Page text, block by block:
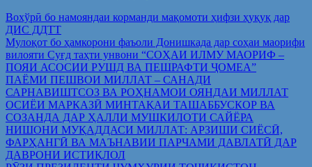
Вохўрӣ бо намояндаи корманди мақомоти ҳифзи ҳуқуқ дар
ДИС ДДТТ
Мулоқот бо ҳамкорони фаъоли Донишкада дар соҳаи маорифи
вилояти Суғд таҳти унвони “СОҲАИ ИЛМУ МАОРИФ –
ПОЯИ АСОСИИ РУШД ВА ПЕШРАФТИ ҶОМЕА”
ПАЁМИ ПЕШВОИ МИЛЛАТ – САНАДИ
САРНАВИШТСОЗ ВА РОҲНАМОИ ОЯНДАИ МИЛЛАТ
ОСИЁИ МАРКАЗӢ МИНТАҚАИ ТАШАББУСКОР ВА
СОЗАНДА ДАР ҲАЛЛИ МУШКИЛОТИ САЙЁРА
НИШОНИ МУҚАДДАСИ МИЛЛАТ: АРЗИШИ СИЁСӢ,
ФАРҲАНГӢ ВА МАЪНАВИИ ПАРЧАМИ ДАВЛАТӢ ДАР
ДАВРОНИ ИСТИҚЛОЛ